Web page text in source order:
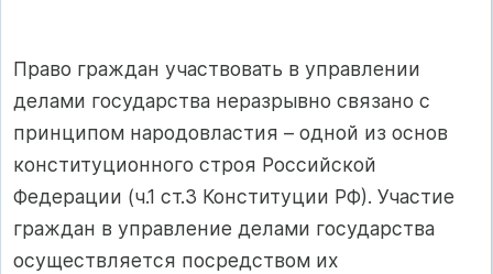
Право граждан участвовать в управлении
делами государства неразрывно связано с
принципом народовластия – одной из основ
конституционного строя Российской
Федерации (ч.1 ст.3 Конституции РФ). Участие
граждан в управление делами государства
осуществляется посредством их